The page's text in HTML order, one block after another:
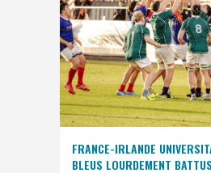
FRANCE-IRLANDE
BLEUS LOURDEMENT